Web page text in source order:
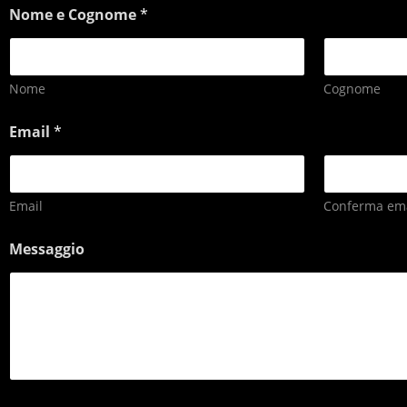
Nome e Cognome*
Nome Cognome
Email *
Email Conferma
Messaggio